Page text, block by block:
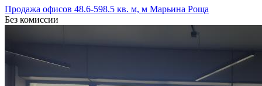
Продажа офисов 48.6-598.5 кв. м, м Марьина Роща
Без комиссии